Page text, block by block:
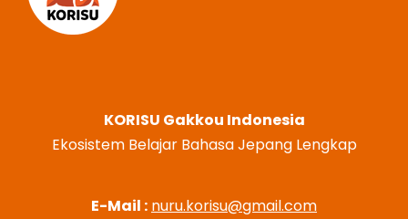
KORISU Gakkou Indonesia
Ekosistem Belajar Bahasa Jepang Lengkap
E-Mail : nuru.korisu@gmail.com